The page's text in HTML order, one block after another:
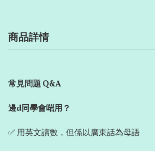
商品詳情
常見問題 Q&A
邊d同學會啱用？
✅ 用英文讀數，但係以廣東話為母語